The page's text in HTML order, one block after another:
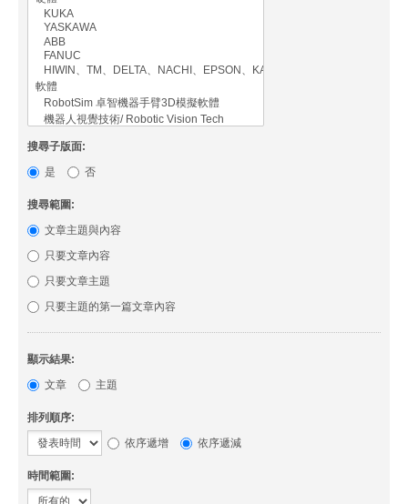
搜尋子版面:
是
否
搜尋範圍:
文章主題與內容
只要文章內容
只要文章主題
只要主題的第一篇文章內容
顯示結果:
文章
主題
排列順序:
依序遞增
依序遞減
時間範圍: